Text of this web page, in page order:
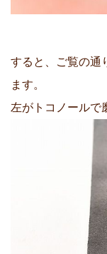
すると、ご覧の通
ます。
左がトコノールで